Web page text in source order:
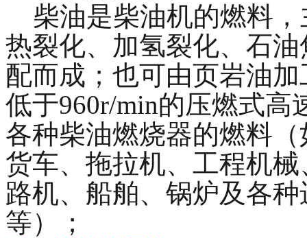
柴油是柴油机的燃料，
热裂化、加氢裂化、石
配而成；也可由页岩油
低于960r/min的压燃式高
各种柴油燃烧器的燃料
货车、拖拉机、工程机
路机、船舶、锅炉及各
等）；